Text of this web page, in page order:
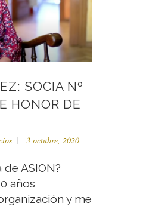
SOCIA Nº
HONOR DE
3 octubre, 2020
ASION?
años
y me